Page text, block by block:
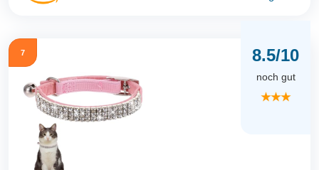
7 8.5/10
noch gut
★★★